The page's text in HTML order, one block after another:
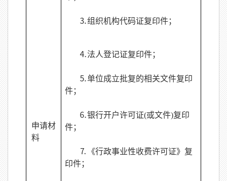
申请材
料
⒊组织机构代码证复印件；
⒋法人登记证复印件；
⒌单位成立批复的相关文件复印
件；
⒍银行开户许可证(或文件)复印
件；
⒎《行政事业性收费许可证》复
印件；